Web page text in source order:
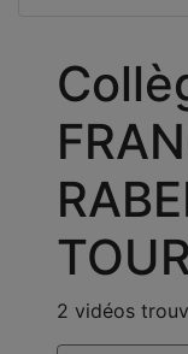
2 vidéos